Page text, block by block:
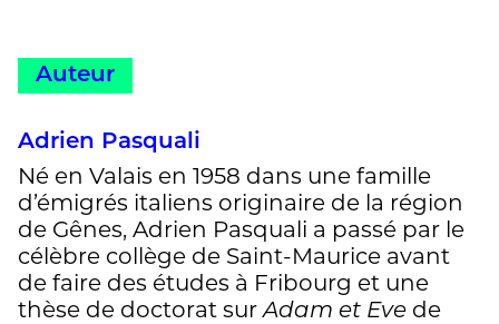
Auteur
Adrien Pasquali
Né en Valais en 1958 dans une famille
d’émigrés italiens originaire de la région
de Gênes, Adrien Pasquali a passé par le
célèbre collège de Saint-Maurice avant
de faire des études à Fribourg et une
thèse de doctorat surAdam et Eve de